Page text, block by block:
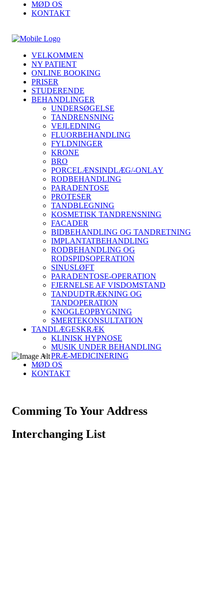
MØD OS
KONTAKT
VELKOMMEN
NY PATIENT
ONLINE BOOKING
PRISER
STUDERENDE
BEHANDLINGER
UNDERSØGELSE
TANDRENSNING
VEJLEDNING
FLUORBEHANDLING
FYLDNINGER
KRONE
BRO
PORCELÆNSINDLÆG/-ONLAY
RODBEHANDLING
PARADENTOSE
PROTESER
TANDBLEGNING
KOSMETISK TANDRENSNING
FACADER
BIDBEHANDLING OG TANDRETNING
IMPLANTATBEHANDLING
RODBEHANDLING OG
RODSPIDSOPERATION
SINUSLØFT
PARADENTOSE-OPERATION
FJERNELSE AF VISDOMSTAND
TANDUDTRÆKNING OG
TANDOPERATION
KNOGLEOPBYGNING
SMERTEKONSULTATION
TANDLÆGESKRÆK
KLINISK HYPNOSE
MUSIK UNDER BEHANDLING
PRÆ-MEDICINERING
MØD OS
KONTAKT
Comming To Your Address
Interchanging List